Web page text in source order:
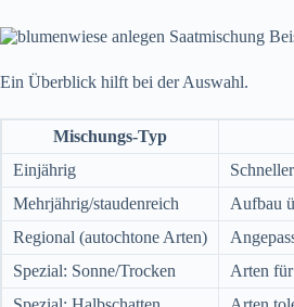
Ein Überblick hilft bei der Auswahl.
Mischungs-Typ
Einjährig
Mehrjährig/staudenreich
Aufbau
Regional (autochtone Arten)
Spezial: Sonne/Trocken
Arten für